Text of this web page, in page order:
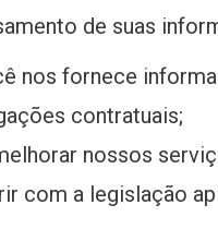
de suas
nos fornece
contratuais;
nossos
com a legislação